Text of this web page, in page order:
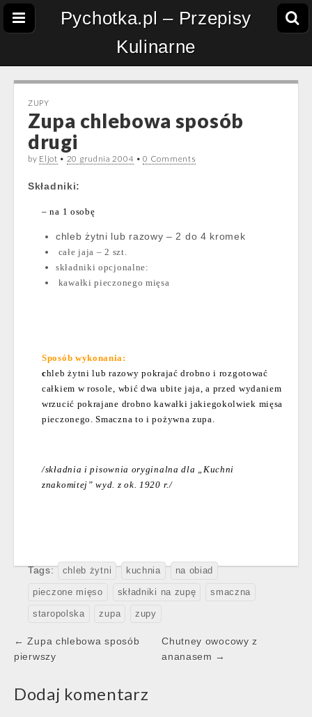
Pychotka.pl – Przepisy
Kulinarne
ZUPY
Zupa chlebowa sposób
drugi
by Eljot • 20 grudnia 2004 •0 Comments
Składniki:
– na 1 osobę
chleb żytni lub razowy – 2 do 4 kromek
całe jaja – 2 szt.
składniki opcjonalne:
kawałki pieczonego mięsa
Sposób wykonania:
chleb żytni lub razowy pokrajać drobno i rozgotować
całkiem w rosole, wbić dwa ubite jaja, a przed wydaniem
wrzucić pokrajane drobno kawałki jakiegokolwiek mięsa
pieczonego. Smaczna to i pożywna zupa.
/składnia i pisownia oryginalna dla „Kuchni
znakomitej” wyd. z ok. 1920 r./
Tags: chleb żytni kuchnia na obiad
pieczone mięso składniki na zupę smaczna
staropolska zupa zupy
Post
navigation
← Zupa chlebowa sposób
pierwszy
Chutney owocowy z
ananasem →
Dodaj komentarz